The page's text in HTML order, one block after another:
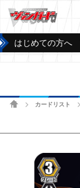
はじめての方へ
ホームカードリスト